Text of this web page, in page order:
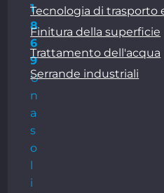
1
8
6
9
U
n
a
s
o
l
i
Tecnologia di trasporto
Finitura della superficie
Trattamento dell'acqua
Serrande industriali